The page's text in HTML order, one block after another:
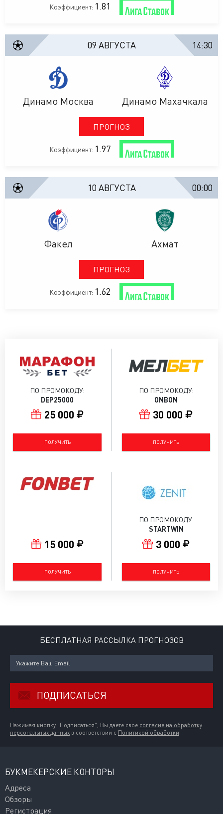
Коэффициент: 1.81
09 АВГУСТА 14:30
Динамо Москва
ПРОГНОЗ
Динамо Махачкала
Коэффициент: 1.97
10 АВГУСТА 00:00
Факел
ПРОГНОЗ
Ахмат
Коэффициент: 1.62
ПО ПРОМОКОДУ:
DEP25000
25 000
ПОЛУЧИТЬ
ПО ПРОМОКОДУ:
ONBON
30 000
ПОЛУЧИТЬ
15 000
ПОЛУЧИТЬ
ПО ПРОМОКОДУ:
STARTWIN
3 000
ПОЛУЧИТЬ
БЕСПЛАТНАЯ РАССЫЛКА ПРОГНОЗОВ
ПОДПИСАТЬСЯ
Нажимая кнопку "Подписаться", Вы даёте своё согласие на обработку
персональных данных в соответствии с Политикой обработки
БУКМЕКЕРСКИЕ КОНТОРЫ
Адреса
Обзоры
Регистрация